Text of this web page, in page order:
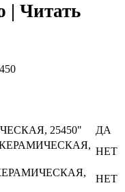
| Читать
25450"
ДА
КЕРАМИЧЕСКАЯ,
НЕТ
НЕТ